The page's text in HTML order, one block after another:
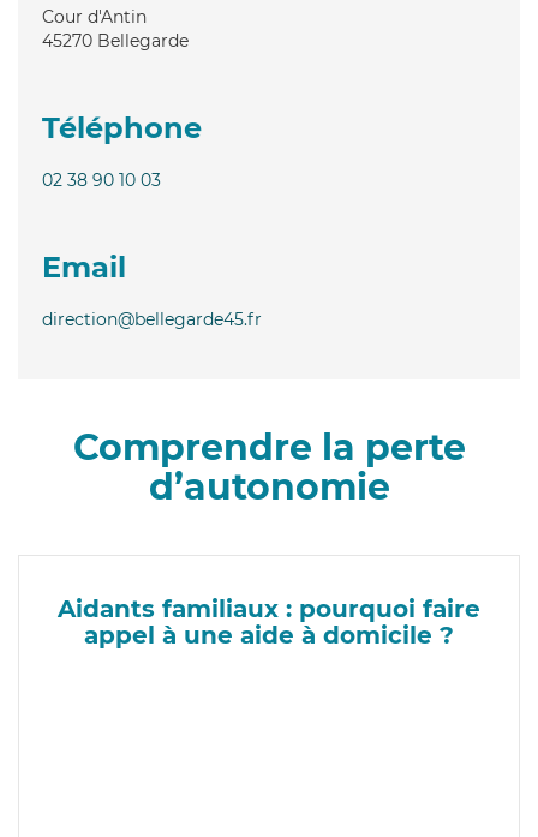
Cour d'Antin
45270 Bellegarde
Téléphone
02 38 90 10 03
Email
direction@bellegarde45.fr
Comprendre la perte
d’autonomie
Aidants familiaux : pourquoi faire
appel à une aide à domicile ?